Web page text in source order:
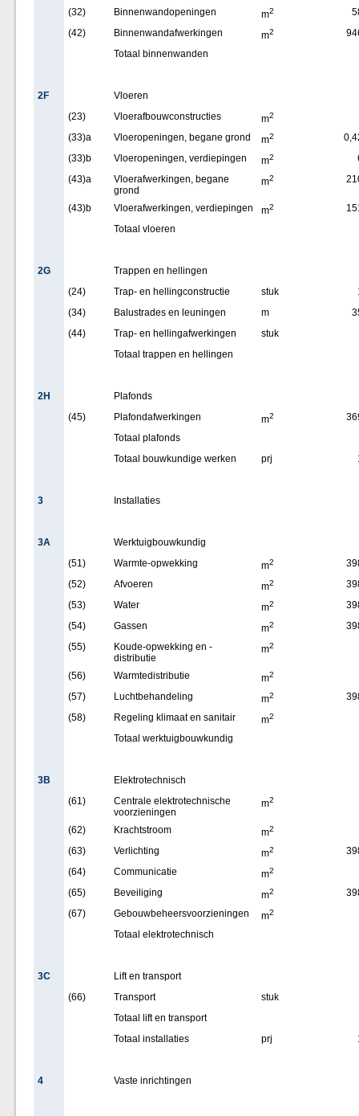
(32)
Binnenwandopeningen m2
(42)
Binnenwandafwerkingen m2
Totaal binnenwanden
2F
Vloeren
(23)
Vloerafbouwconstructies m2
(33)a Vloeropeningen, begane grond m2
(33)b
Vloeropeningen, verdiepingen m2
(43)a
Vloerafwerkingen, begane
grond
m2
(43)b Vloerafwerkingen, verdiepingen m2
Totaal vloeren
2G
Trappen en hellingen
(24)
Trap- en hellingconstructie stuk
(34)
Balustrades en leuningen m
(44)
Trap- en hellingafwerkingen
stuk
Totaal trappen en hellingen
2H
Plafonds
(45)
Plafondafwerkingen m2
Totaal plafonds
Totaal bouwkundige werken
prj
3 Installaties
3A
Werktuigbouwkundig
(51)
Warmte-opwekking m2
(52)
Afvoeren m2
(53)
Water m2
(54)
Gassen m2
(55)
Koude-opwekking en -
distributie
m2
(56) Warmtedistributie m2
(57) Luchtbehandeling m2
(58)
Regeling klimaat en sanitair m2
Totaal werktuigbouwkundig
3B
Elektrotechnisch
(61)
Centrale elektrotechnische
voorzieningen
m2
(62) Krachtstroom m2
(63) Verlichting m2
(64)
Communicatie m2
(65) Beveiliging m2
(67)
Gebouwbeheersvoorzieningen m2
Totaal elektrotechnisch
3C
Lift en transport
(66)
Transport
stuk
Totaal lift en transport
Totaal installaties
prj
4 Vaste inrichtingen